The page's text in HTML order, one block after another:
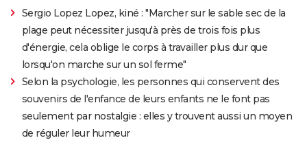
Sergio Lopez Lopez, kiné : "Marcher sur le sable sec de la
plage peut nécessiter jusqu'à près de trois fois plus
d'énergie, cela oblige le corps à travailler plus dur que
lorsqu'on marche sur un sol ferme"
Selon la psychologie, les personnes qui conservent des
souvenirs de l'enfance de leurs enfants ne le font pas
seulement par nostalgie : elles y trouvent aussi un moyen
de réguler leur humeur